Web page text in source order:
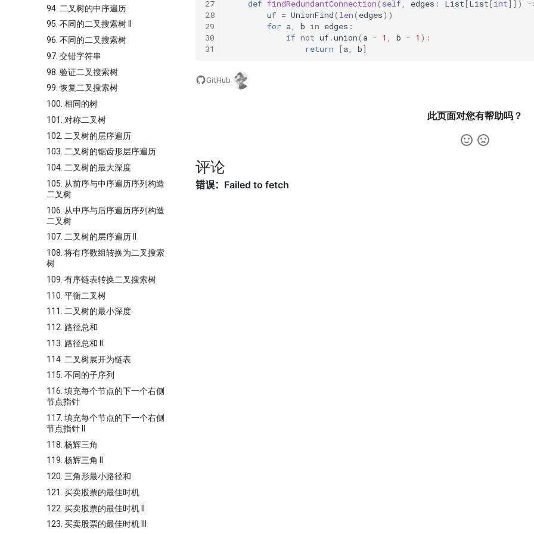
94. 二叉树的中序遍历
95. 不同的二叉搜索树 II
96. 不同的二叉搜索树
97. 交错字符串
98. 验证二叉搜索树
99. 恢复二叉搜索树
100. 相同的树
101. 对称二叉树
102. 二叉树的层序遍历
103. 二叉树的锯齿形层序遍历
104. 二叉树的最大深度
105. 从前序与中序遍历序列构造
二叉树
106. 从中序与后序遍历序列构造
二叉树
107. 二叉树的层序遍历 II
108. 将有序数组转换为二叉搜索
树
109. 有序链表转换二叉搜索树
110. 平衡二叉树
111. 二叉树的最小深度
112. 路径总和
113. 路径总和 II
114. 二叉树展开为链表
115. 不同的子序列
116. 填充每个节点的下一个右侧
节点指针
117. 填充每个节点的下一个右侧
节点指针 II
118. 杨辉三角
119. 杨辉三角 II
120. 三角形最小路径和
121. 买卖股票的最佳时机
122. 买卖股票的最佳时机 II
123. 买卖股票的最佳时机 III
27
28
29
30
31
def findRedundantConnection( self, edges : List[List[int]]) -
uf = UnionFind( len( edges))
for a, b in edges :
if not uf.union( a - 1 , b - 1 ):
return
[a, b]
GitHub
此页面对您有帮助吗？
评论